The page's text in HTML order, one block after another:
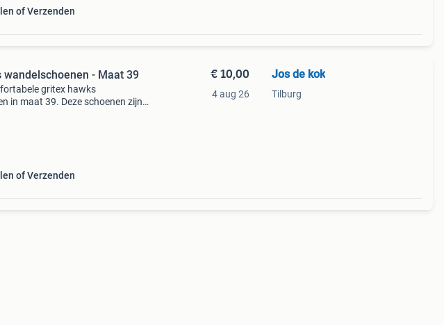
of Verzenden
wandelschoenen - Maat 39
gritex hawks
in maat 39. Deze schoenen zijn
of Verzenden
€ 10,00
4 aug 26
Jos de kok
Tilburg